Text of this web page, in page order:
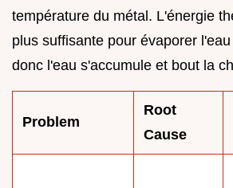
température du métal. L'énergie
plus suffisante pour évaporer
donc l'eau s'accumule et bout la
Problem
Root
Cause